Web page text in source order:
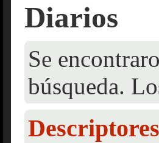
Diarios
Se
búsqueda.